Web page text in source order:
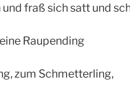
fraß sich satt und
Raupending
zum Schmetterling,